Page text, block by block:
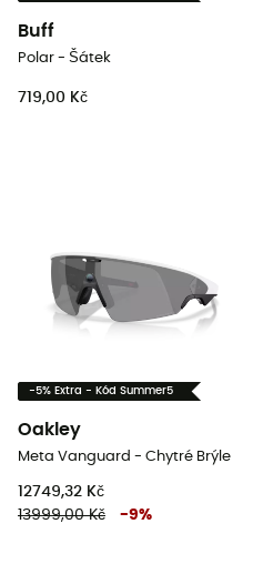
Buff
Polar - Šátek
719,00 Kč
-5% Extra - Kód Summer5
Oakley
Meta Vanguard - Chytré Brýle
12749,32 Kč
13999,00 Kč
-9%